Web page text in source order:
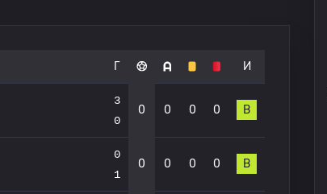
Г И
3
0
0 0 0 0 В
0
1
0 0 0 0 В